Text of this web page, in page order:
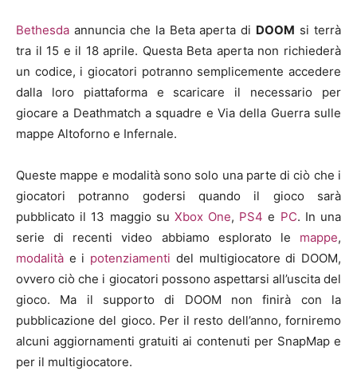
Bethesda annuncia che la Beta aperta di DOOM si terrà
tra il 15 e il 18 aprile. Questa Beta aperta non richiederà
un codice, i giocatori potranno semplicemente accedere
dalla loro piattaforma e scaricare il necessario per
giocare a Deathmatch a squadre e Via della Guerra sulle
mappe Altoforno e Infernale.
Queste mappe e modalità sono solo una parte di ciò che i
giocatori potranno godersi quando il gioco sarà
pubblicato il 13 maggio su Xbox One, PS4 e PC. In una
serie di recenti video abbiamo esplorato le mappe,
modalità e i potenziamenti del multigiocatore di DOOM,
ovvero ciò che i giocatori possono aspettarsi all’uscita del
gioco. Ma il supporto di DOOM non finirà con la
pubblicazione del gioco. Per il resto dell’anno, forniremo
alcuni aggiornamenti gratuiti ai contenuti per SnapMap e
per il multigiocatore.